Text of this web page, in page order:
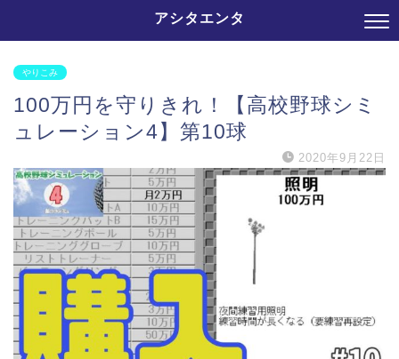
アシタエンタ
やりこみ
100万円を守りきれ！【高校野球シミ
ュレーション4】第10球
2020年9月22日